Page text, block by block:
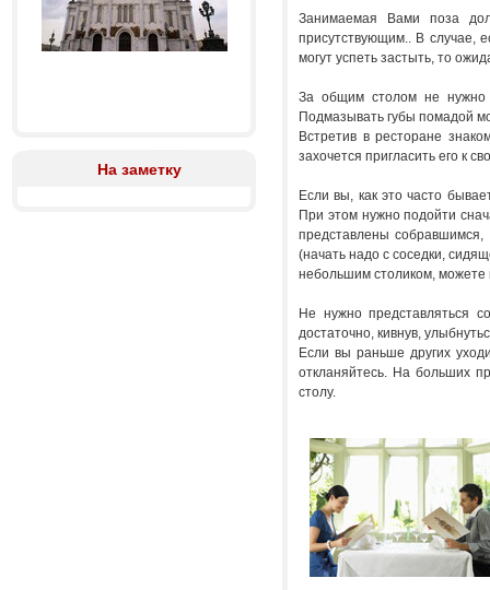
На заметку
Занимаемая Вами поза
присутствующим.. В случае,
могут успеть застыть, то
За общим столом не нужно
Подмазывать губы помадой
Встретив в ресторане
захочется пригласить его к
Если вы, как это часто
При этом нужно подойти
представлены
(начать надо с соседки,
небольшим столиком, можете
Не нужно представляться
достаточно, кивнув,
Если вы раньше других
откланяйтесь. На больших
столу.